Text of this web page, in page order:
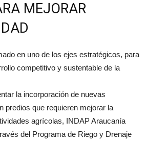
MEJORAR
en uno de los ejes estratégicos, para
competitivo y sustentable de la
la incorporación de nuevas
predios que requieren mejorar la
agrícolas, INDAP Araucanía
del Programa de Riego y Drenaje